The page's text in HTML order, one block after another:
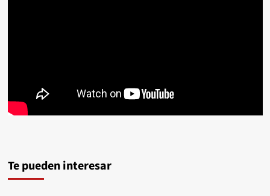
Te pueden interesar